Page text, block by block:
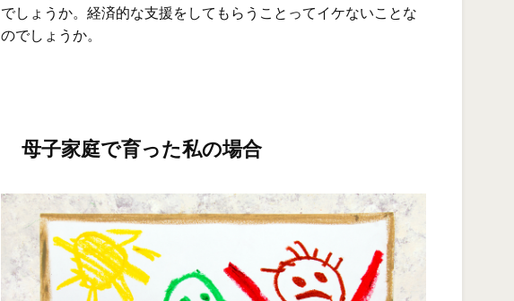
でしょうか。経済的な支援をしてもらうことってイケないことな
のでしょうか。
母子家庭で育った私の場合